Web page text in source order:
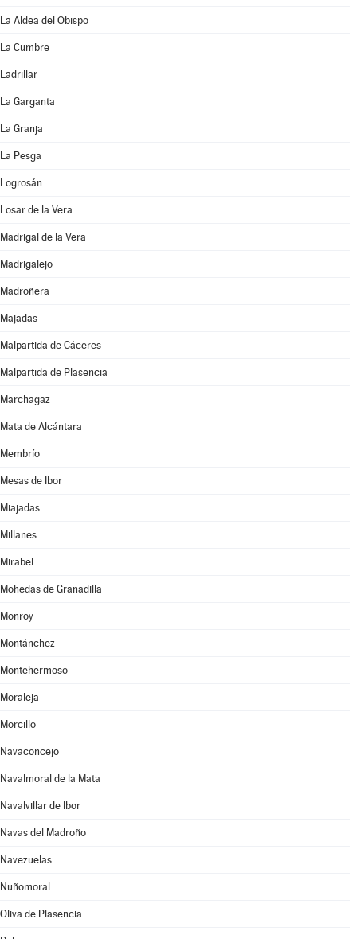
La Aldea del Obispo
La Cumbre
Ladrillar
La Garganta
La Granja
La Pesga
Logrosán
Losar de la Vera
Madrigal de la Vera
Madrigalejo
Madroñera
Majadas
Malpartida de Cáceres
Malpartida de Plasencia
Marchagaz
Mata de Alcántara
Membrío
Mesas de Ibor
Miajadas
Millanes
Mirabel
Mohedas de Granadilla
Monroy
Montánchez
Montehermoso
Moraleja
Morcillo
Navaconcejo
Navalmoral de la Mata
Navalvillar de Ibor
Navas del Madroño
Navezuelas
Nuñomoral
Oliva de Plasencia